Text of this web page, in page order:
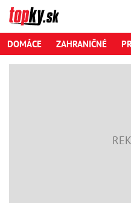
DOMÁCE ZAHRANIČNÉ